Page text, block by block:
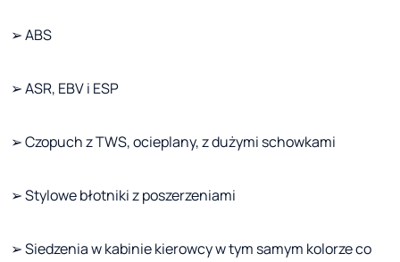
➢ ABS
➢ ASR, EBV i ESP
➢ Czopuch z TWS, ocieplany, z dużymi schowkami
➢ Stylowe błotniki z poszerzeniami
➢ Siedzenia w kabinie kierowcy w tym samym kolorze co